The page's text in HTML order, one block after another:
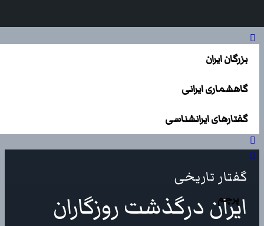
بزرگان ایران
گاهشماری ایرانی
گفتارهای ایرانشناسی
پرچم
گفتار تاریخی
ایران درگذشت روزگاران